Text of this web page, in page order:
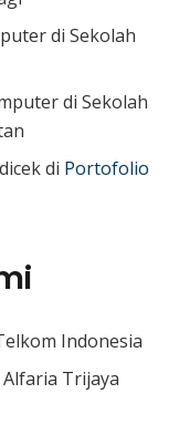
di Sekolah
di Sekolah
di Portofolio
Indonesia
Trijaya